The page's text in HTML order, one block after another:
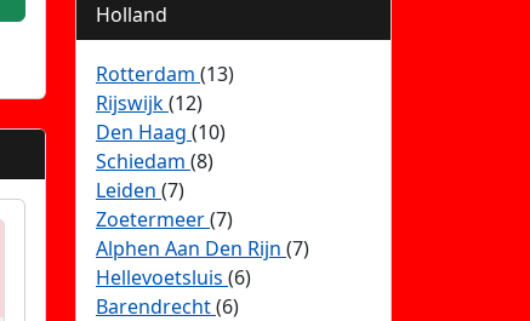
Holland
Rotterdam (13)
Rijswijk(12)
Den Haag (10)
Schiedam (8)
Leiden (7)
Zoetermeer(7)
Alphen Aan Den Rijn (7)
Hellevoetsluis (6)
Barendrecht(6)